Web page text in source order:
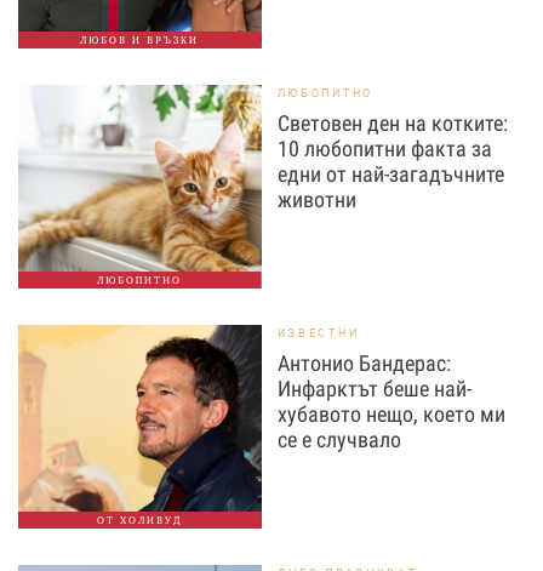
ЛЮБОВ И ВРЪЗКИ
ЛЮБОПИТНО
ЛЮБОПИТНО
Световен ден на котките:
10 любопитни факта за
едни от най-загадъчните
животни
ОТ ХОЛИВУД
ИЗВЕСТНИ
Антонио Бандерас:
Инфарктът беше най-
хубавото нещо, което ми
се е случвало